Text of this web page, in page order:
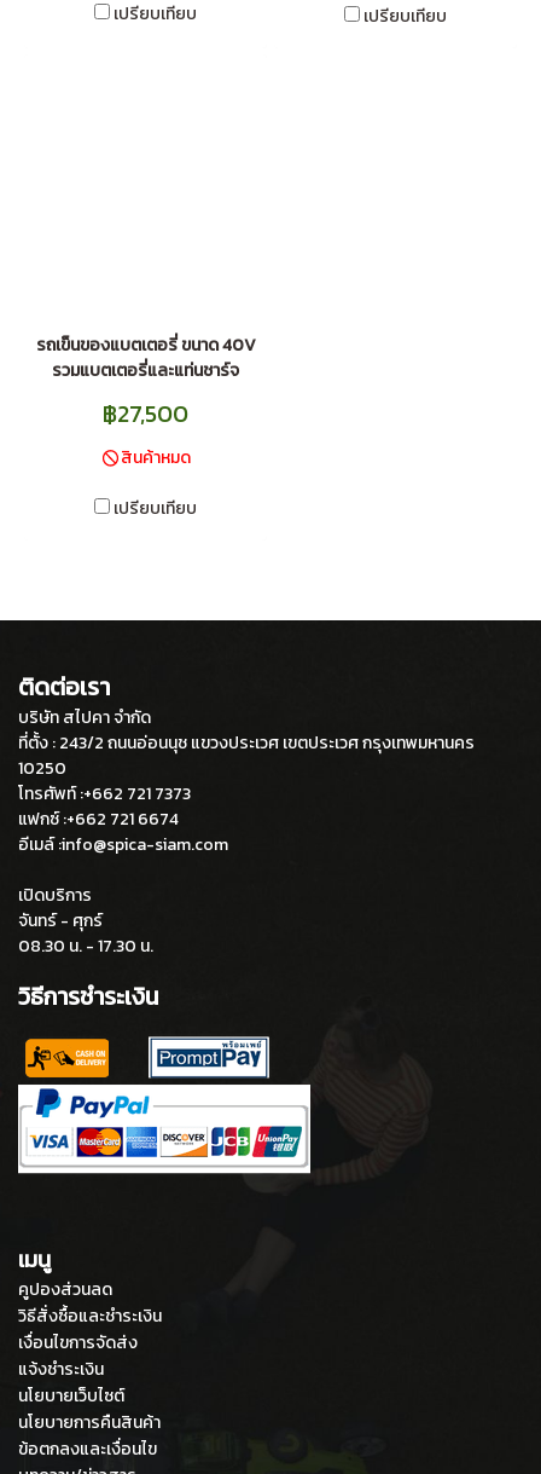
เปรียบเทียบ
เปรียบเทียบ
รถเข็นของแบตเตอรี่ ขนาด 40V
รวมแบตเตอรี่และแท่นชาร์จ
฿27,500
สินค้าหมด
เปรียบเทียบ
ติดต่อเรา
บริษัท สไปคา จำกัด
ที่ตั้ง : 243/2 ถนนอ่อนนุช แขวงประเวศ เขตประเวศ กรุงเทพมหานคร
10250
โทรศัพท์ :+662 721 7373
แฟกซ์ :+662 721 6674
อีเมล์ :info@spica-siam.com
เปิดบริการ
จันทร์ - ศุกร์
08.30 น. - 17.30 น.
วิธีการชำระเงิน
เมนู
คูปองส่วนลด
วิธีสั่งซื้อและชำระเงิน
เงื่อนไขการจัดส่ง
แจ้งชำระเงิน
นโยบายเว็บไซต์
นโยบายการคืนสินค้า
ข้อตกลงและเงื่อนไข